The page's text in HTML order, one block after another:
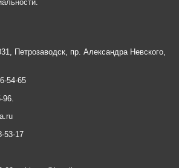
Петрозаводск, пр. Александра Невского,
54-65
53-17